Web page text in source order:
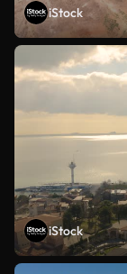
iStock
iStock